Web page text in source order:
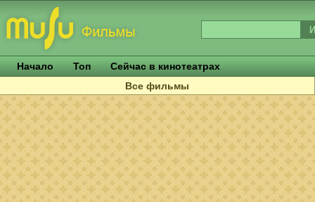
Начало Топ
Сейчас в кинотеатрах
Все фильмы